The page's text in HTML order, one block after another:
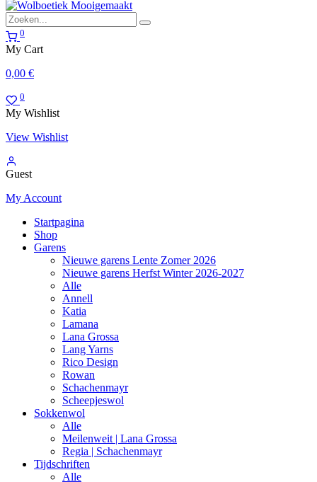
0
My Cart
0,00 €
0
My Wishlist
View Wishlist
Guest
My Account
Startpagina
Shop
Garens
Nieuwe garens Lente Zomer 2026
Nieuwe garens Herfst Winter 2026-2027
Alle
Annell
Katia
Lamana
Lana Grossa
Lang Yarns
Rico Design
Rowan
Schachenmayr
Scheepjeswol
Sokkenwol
Alle
Meilenweit | Lana Grossa
Regia | Schachenmayr
Tijdschriften
Alle